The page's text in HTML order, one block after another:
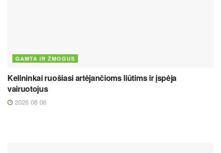
GAMTA IR ŽMOGUS
Kelininkai ruošiasi artėjančioms liūtims ir įspėja
vairuotojus
2026 08 06